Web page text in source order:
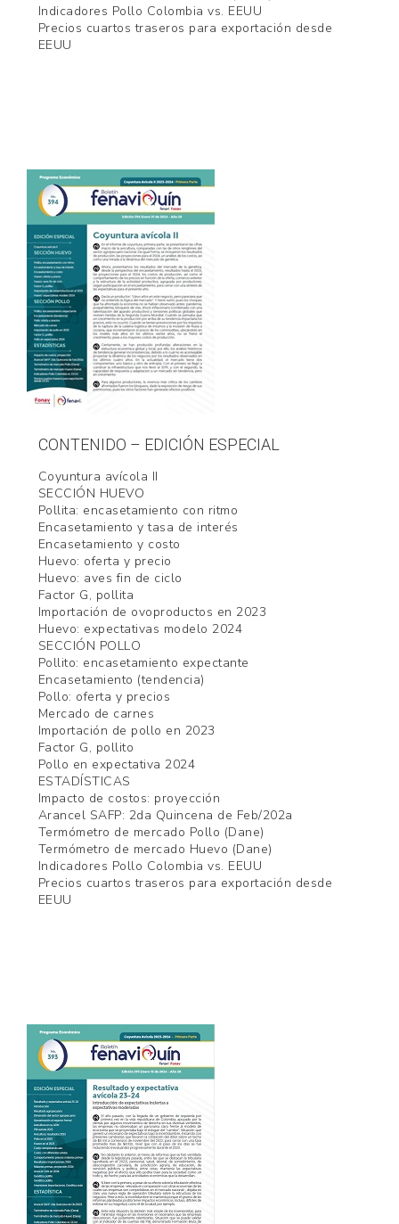
Indicadores Pollo Colombia vs. EEUU
Precios cuartos traseros para exportación desde
EEUU
CONTENIDO – EDICIÓN ESPECIAL
Coyuntura avícola II
SECCIÓN HUEVO
Pollita: encasetamiento con ritmo
Encasetamiento y tasa de interés
Encasetamiento y costo
Huevo: oferta y precio
Huevo: aves fin de ciclo
Factor G, pollita
Importación de ovoproductos en 2023
Huevo: expectativas modelo 2024
SECCIÓN POLLO
Pollito: encasetamiento expectante
Encasetamiento (tendencia)
Pollo: oferta y precios
Mercado de carnes
Importación de pollo en 2023
Factor G, pollito
Pollo en expectativa 2024
ESTADÍSTICAS
Impacto de costos: proyección
Arancel SAFP: 2da Quincena de Feb/202a
Termómetro de mercado Pollo (Dane)
Termómetro de mercado Huevo (Dane)
Indicadores Pollo Colombia vs. EEUU
Precios cuartos traseros para exportación desde
EEUU